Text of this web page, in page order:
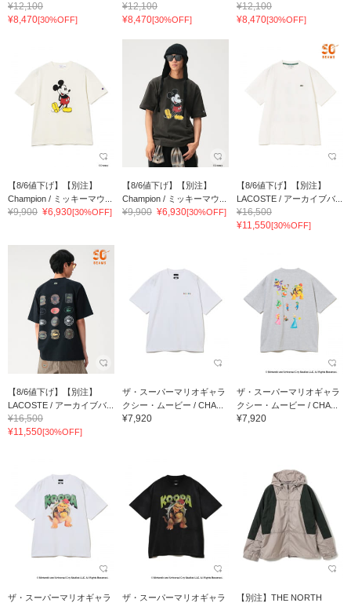
¥12,100
¥8,470[30%OFF]
¥12,100
¥8,470[30%OFF]
¥12,100
¥8,470[30%OFF]
【8/6値下げ】【別注】
Champion / ミッキーマウ...
¥9,900 ¥6,930[30%OFF]
【8/6値下げ】【別注】
Champion / ミッキーマウ...
¥9,900 ¥6,930[30%OFF]
【8/6値下げ】【別注】
LACOSTE / アーカイブバ...
¥16,500
¥11,550[30%OFF]
【8/6値下げ】【別注】
LACOSTE / アーカイブバ...
¥16,500
¥11,550[30%OFF]
ザ・スーパーマリオギャラ
クシー・ムービー / CHA...
¥7,920
ザ・スーパーマリオギャラ
クシー・ムービー / CHA...
¥7,920
ザ・スーパーマリオギャラ
ザ・スーパーマリオギャラ
【別注】THE NORTH